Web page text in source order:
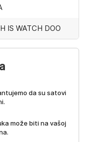
da su satovi
može biti na vašoj
IS WATCH DOO